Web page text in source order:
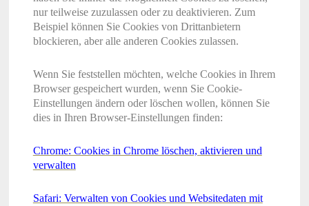
nur teilweise zuzulassen oder zu deaktivieren. Zum
Beispiel können Sie Cookies von Drittanbietern
blockieren, aber alle anderen Cookies zulassen.
Wenn Sie feststellen möchten, welche Cookies in Ihrem
Browser gespeichert wurden, wenn Sie Cookie-
Einstellungen ändern oder löschen wollen, können Sie
dies in Ihren Browser-Einstellungen finden:
Chrome: Cookies in Chrome löschen, aktivieren und
verwalten
Safari: Verwalten von Cookies und Websitedaten mit